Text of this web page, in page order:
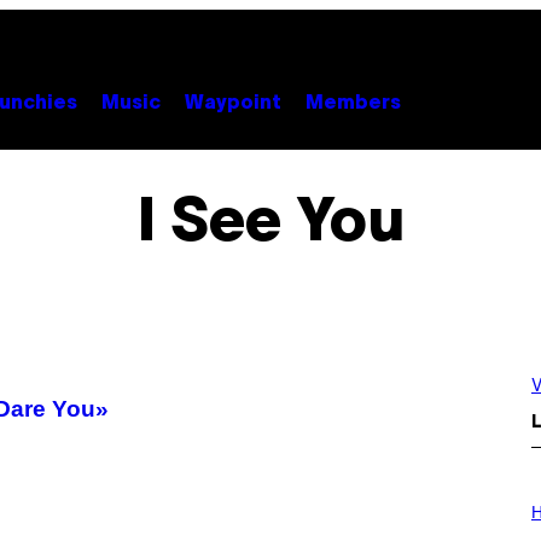
Music Waypoint Members
I See You
You»
L